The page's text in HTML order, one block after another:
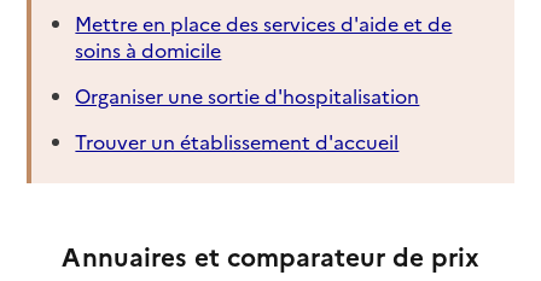
Mettre en place des services d'aide et de
soins à domicile
Organiser une sortie d'hospitalisation
Trouver un établissement d'accueil
Annuaires et comparateur de prix